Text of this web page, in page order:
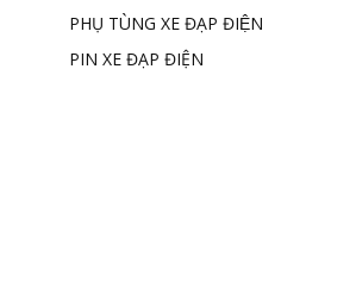
PHỤ TÙNG XE ĐẠP ĐIỆN
PIN XE ĐẠP ĐIỆN